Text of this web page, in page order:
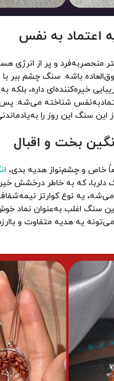
منحصربه‌فرد و پر از انرژی
باشه. سنگ چشم ببر
خیره‌کننده‌ای داره، بلکه
شناخته می‌شه.
این سنگ این روز را
خاص و چشم‌نواز هدیه بدی،
که به خاطر درخشش
یه نوع کوارتز
سنگ اغلب به‌عنوان نماد
یه هدیه متفاوت و